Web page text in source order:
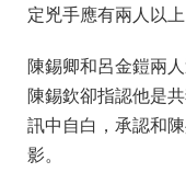
定兇手應有兩人以上
陳錫卿和呂金鎧兩
陳錫欽卻指認他是
訊中自白，承認和
影。